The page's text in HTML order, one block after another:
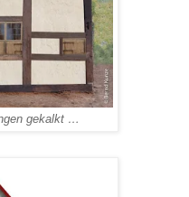
gekalkt …